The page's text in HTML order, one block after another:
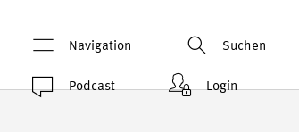
Navigation Suchen
Podcast Login